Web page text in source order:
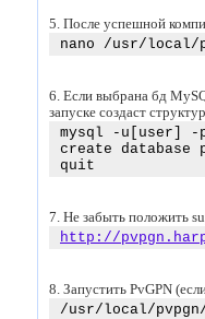
5. После успешной
nano /usr/local/
6. Если выбрана бд
запуске создаст
mysql -u[user] -
create database
quit
7. Не забыть положить
http://
8. Запустить PvGPN
/usr/local/